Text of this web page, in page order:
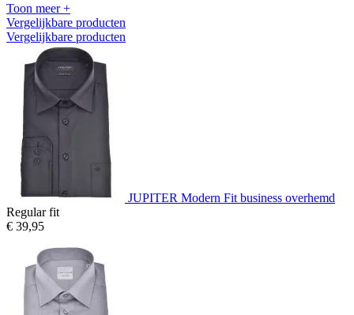
Toon meer +
Vergelijkbare producten
Vergelijkbare producten
JUPITER Modern Fit business overhemd
Regular fit
€ 39,95